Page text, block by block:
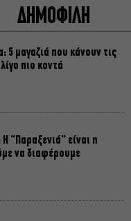
ΔΗΜΟΦΙΛΗ
5 μαγαζιά που κάνουν τις
πιο κοντά
“Παραξενιά” είναι η
να διαφέρουμε